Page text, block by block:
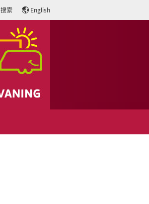
搜索 English